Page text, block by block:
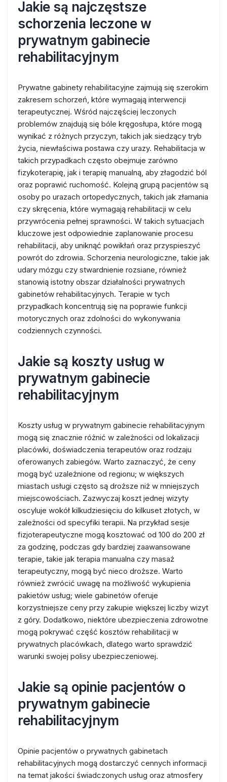
Jakie są najczęstsze
schorzenia leczone w
prywatnym gabinecie
rehabilitacyjnym
Prywatne gabinety rehabilitacyjne zajmują się szerokim
zakresem schorzeń, które wymagają interwencji
terapeutycznej. Wśród najczęściej leczonych
problemów znajdują się bóle kręgosłupa, które mogą
wynikać z różnych przyczyn, takich jak siedzący tryb
życia, niewłaściwa postawa czy urazy. Rehabilitacja w
takich przypadkach często obejmuje zarówno
fizykoterapię, jak i terapię manualną, aby złagodzić ból
oraz poprawić ruchomość. Kolejną grupą pacjentów są
osoby po urazach ortopedycznych, takich jak złamania
czy skręcenia, które wymagają rehabilitacji w celu
przywrócenia pełnej sprawności. W takich sytuacjach
kluczowe jest odpowiednie zaplanowanie procesu
rehabilitacji, aby uniknąć powikłań oraz przyspieszyć
powrót do zdrowia. Schorzenia neurologiczne, takie jak
udary mózgu czy stwardnienie rozsiane, również
stanowią istotny obszar działalności prywatnych
gabinetów rehabilitacyjnych. Terapie w tych
przypadkach koncentrują się na poprawie funkcji
motorycznych oraz zdolności do wykonywania
codziennych czynności.
Jakie są koszty usług w
prywatnym gabinecie
rehabilitacyjnym
Koszty usług w prywatnym gabinecie rehabilitacyjnym
mogą się znacznie różnić w zależności od lokalizacji
placówki, doświadczenia terapeutów oraz rodzaju
oferowanych zabiegów. Warto zaznaczyć, że ceny
mogą być uzależnione od regionu; w większych
miastach usługi często są droższe niż w mniejszych
miejscowościach. Zazwyczaj koszt jednej wizyty
oscyluje wokół kilkudziesięciu do kilkuset złotych, w
zależności od specyfiki terapii. Na przykład sesje
fizjoterapeutyczne mogą kosztować od 100 do 200 zł
za godzinę, podczas gdy bardziej zaawansowane
terapie, takie jak terapia manualna czy masaż
terapeutyczny, mogą być nieco droższe. Warto
również zwrócić uwagę na możliwość wykupienia
pakietów usług; wiele gabinetów oferuje
korzystniejsze ceny przy zakupie większej liczby wizyt
z góry. Dodatkowo, niektóre ubezpieczenia zdrowotne
mogą pokrywać część kosztów rehabilitacji w
prywatnych placówkach, dlatego warto sprawdzić
warunki swojej polisy ubezpieczeniowej.
Jakie są opinie pacjentów o
prywatnym gabinecie
rehabilitacyjnym
Opinie pacjentów o prywatnych gabinetach
rehabilitacyjnych mogą dostarczyć cennych informacji
na temat jakości świadczonych usług oraz atmosfery